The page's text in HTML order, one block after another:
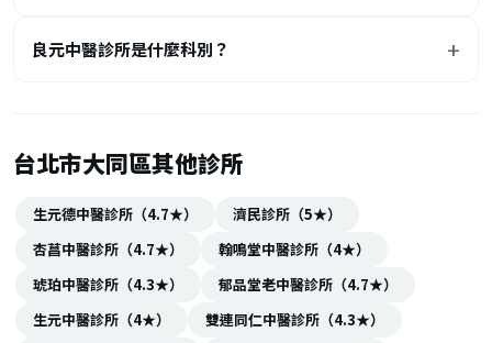
良元中醫診所是什麼科別？
台北市大同區其他診所
生元德中醫診所（4.7★）
濟民診所（5★）
杏菖中醫診所（4.7★）
翰鳴堂中醫診所（4★）
琥珀中醫診所（4.3★）
郁品堂老中醫診所（4.7★）
生元中醫診所（4★）
雙連同仁中醫診所（4.3★）